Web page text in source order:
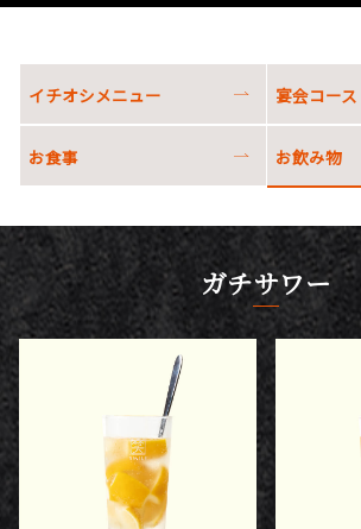
イチオシメニュー 宴会コース
お食事 お飲み物
ガチサワー